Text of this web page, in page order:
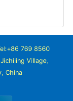
769 8560
Village,
China